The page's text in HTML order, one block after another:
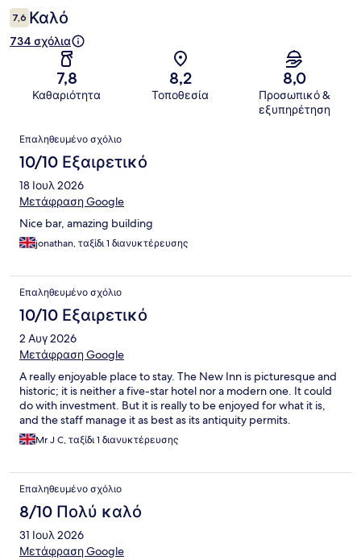
7,6 Καλό
734 σχόλια
7,8
Καθαριότητα
8,2
Τοποθεσία
8,0
Προσωπικό &
εξυπηρέτηση
Σχόλια
Επαληθευμένο σχόλιο
10/10 Εξαιρετικό
18 Ιουλ 2026
Μετάφραση Google
Nice bar, amazing building
jonathan, ταξίδι 1 διανυκτέρευσης
Επαληθευμένο σχόλιο
10/10 Εξαιρετικό
2 Αυγ 2026
Μετάφραση Google
A really enjoyable place to stay. The New Inn is picturesque and
historic; it is neither a five-star hotel nor a modern one. It could
do with investment. But it is really to be enjoyed for what it is,
and the staff manage it as best as its antiquity permits.
Mr J C, ταξίδι 1 διανυκτέρευσης
Επαληθευμένο σχόλιο
8/10 Πολύ καλό
31 Ιουλ 2026
Μετάφραση Google